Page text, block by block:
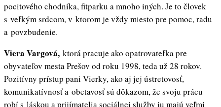
pocitového chodníka, fitparku a mnoho iných. Je to človek
s veľkým srdcom, v ktorom je vždy miesto pre pomoc, radu
a povzbudenie.
Viera Vargová, ktorá pracuje ako opatrovateľka pre
obyvateľov mesta Prešov od roku 1998, teda už 28 rokov.
Pozitívny prístup pani Vierky, ako aj jej ústretovosť,
komunikatívnosť a obetavosť sú dôkazom, že svoju prácu
robí s láskou a prijímatelia sociálnej služby ju majú veľmi